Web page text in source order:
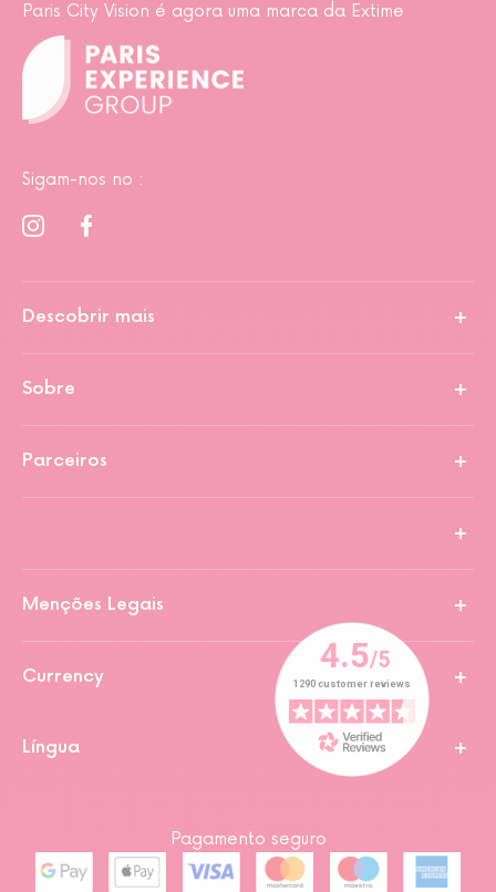
Paris City Vision é agora uma marca da Extime
Sigam-nos no :
Descobrir mais
Sobre
Parceiros
Menções Legais
Currency
Língua
Pagamento seguro